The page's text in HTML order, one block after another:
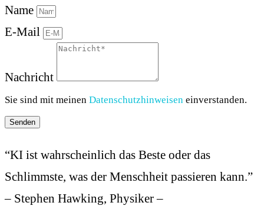
Name
E-Mail
Nachricht
Sie sind mit meinen Datenschutzhinweisen einverstanden.
Senden
“KI ist wahrscheinlich das Beste oder das
Schlimmste, was der Menschheit passieren kann.”
– Stephen Hawking, Physiker –